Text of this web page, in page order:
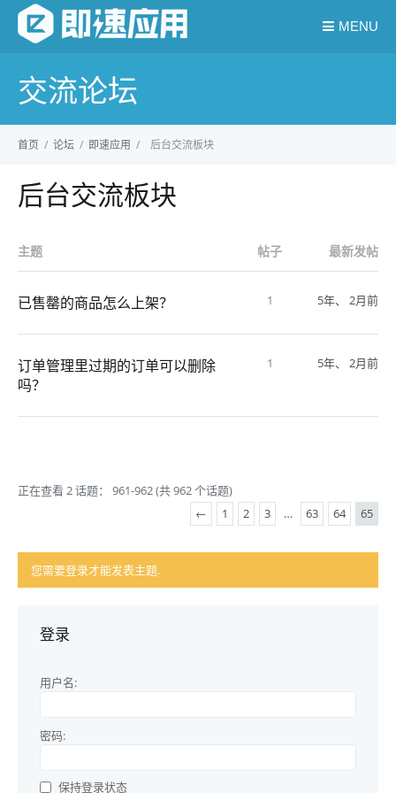
MENU
交流论坛
首页 / 论坛 / 即速应用 / 后台交流板块
后台交流板块
主题 帖子 最新发帖
已售罄的商品怎么上架？ 1 5年、 2月前
订单管理里过期的订单可以删除
吗？
1 5年、 2月前
正在查看 2 话题： 961-962 (共 962 个话题)
←
1 2 3 … 63 64 65
您需要登录才能发表主题.
登录
用户名:
密码:
保持登录状态